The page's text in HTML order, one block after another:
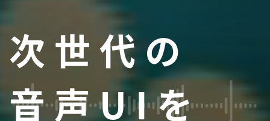
次世代の
音声UIを